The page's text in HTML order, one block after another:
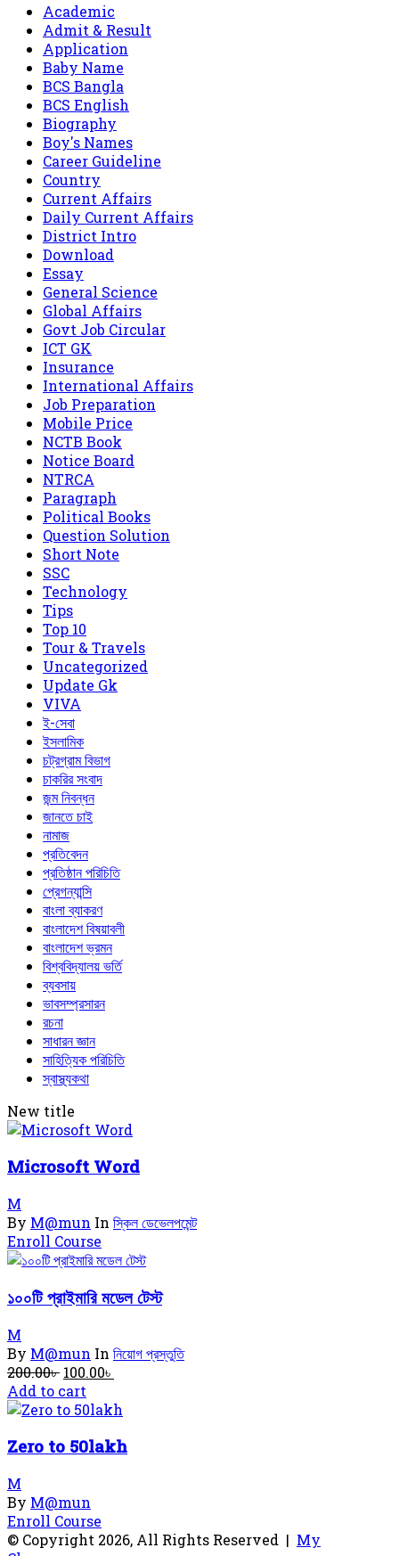
Academic
Admit & Result
Application
Baby Name
BCS Bangla
BCS English
Biography
Boy's Names
Career Guideline
Country
Current Affairs
Daily Current Affairs
District Intro
Download
Essay
General Science
Global Affairs
Govt Job Circular
ICT GK
Insurance
International Affairs
Job Preparation
Mobile Price
NCTB Book
Notice Board
NTRCA
Paragraph
Political Books
Question Solution
Short Note
‍SSC
Technology
Tips
Top 10
Tour & Travels
Uncategorized
Update Gk
VIVA
ই-সেবা
ইসলামিক
চট্রগ্রাম বিভাগ
চাকরির সংবাদ
জন্ম নিবন্ধন
জানতে চাই
নামাজ
প্রতিবেদন
প্রতিষ্ঠান পরিচিতি
প্রেগন্যান্সি
বাংলা ব্যাকরণ
বাংলাদেশ বিষয়াবলী
বাংলাদেশ ভ্রমন
বিশ্ববিদ্যালয় ভর্তি
ব্যবসায়
ভাবসম্প্রসারন
রচনা
সাধারন জ্ঞান
সাহিত্যিক পরিচিতি
স্বাস্থ্যকথা
New title
Microsoft Word
M
By M@mun In স্কিল ডেভেলপমেন্ট
Enroll Course
১০০টি প্রাইমারি মডেল টেস্ট
M
By M@mun In নিয়োগ প্রস্তুতি
200.00৳ Original
price
was:
100.00৳
is:
Add to cart
Zero to 50lakh
M
By M@mun
Enroll Course
© Copyright 2026, All Rights Reserved | My